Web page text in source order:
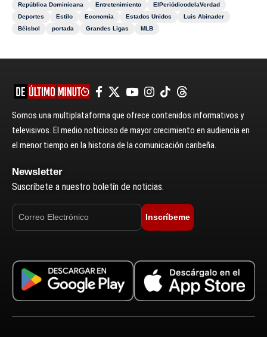
República Dominicana
Entretenimiento
ElPeriódicodelaVerdad
Deportes
Estilo Economía Estados Unidos
Luis Abinader
Béisbol
portada Grandes Ligas MLB
Somos una multiplataforma que ofrece contenidos informativos y
televisivos. El medio noticioso de mayor crecimiento en audiencia en
el menor tiempo en la historia de la comunicación caribeña.
Newsletter
Suscríbete a nuestro boletín de noticias.
Inscríbeme